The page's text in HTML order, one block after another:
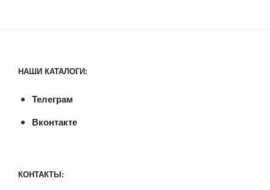
НАШИ КАТАЛОГИ:
Телеграм
Вконтакте
КОНТАКТЫ: